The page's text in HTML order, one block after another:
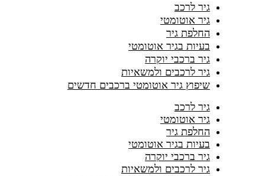
גיר לרכב
גיר אוטומטי
החלפת גיר
בעיות בגיר אוטומטי
גיר ברכבי יוקרה
גיר לרכבים ולמשאיות
שיפוץ גיר אוטומטי ברכבים חדשים
גיר לרכב
גיר אוטומטי
החלפת גיר
בעיות בגיר אוטומטי
גיר ברכבי יוקרה
גיר לרכבים ולמשאיות